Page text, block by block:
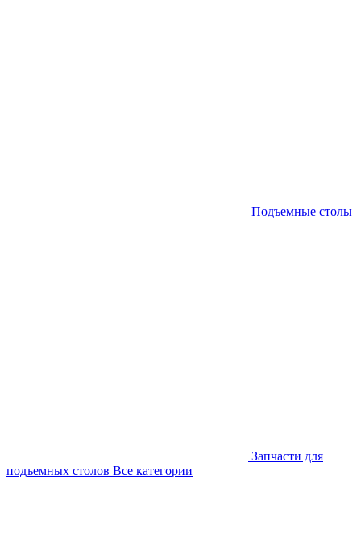
Подъемные столы
Запчасти для
подъемных столов Все категории